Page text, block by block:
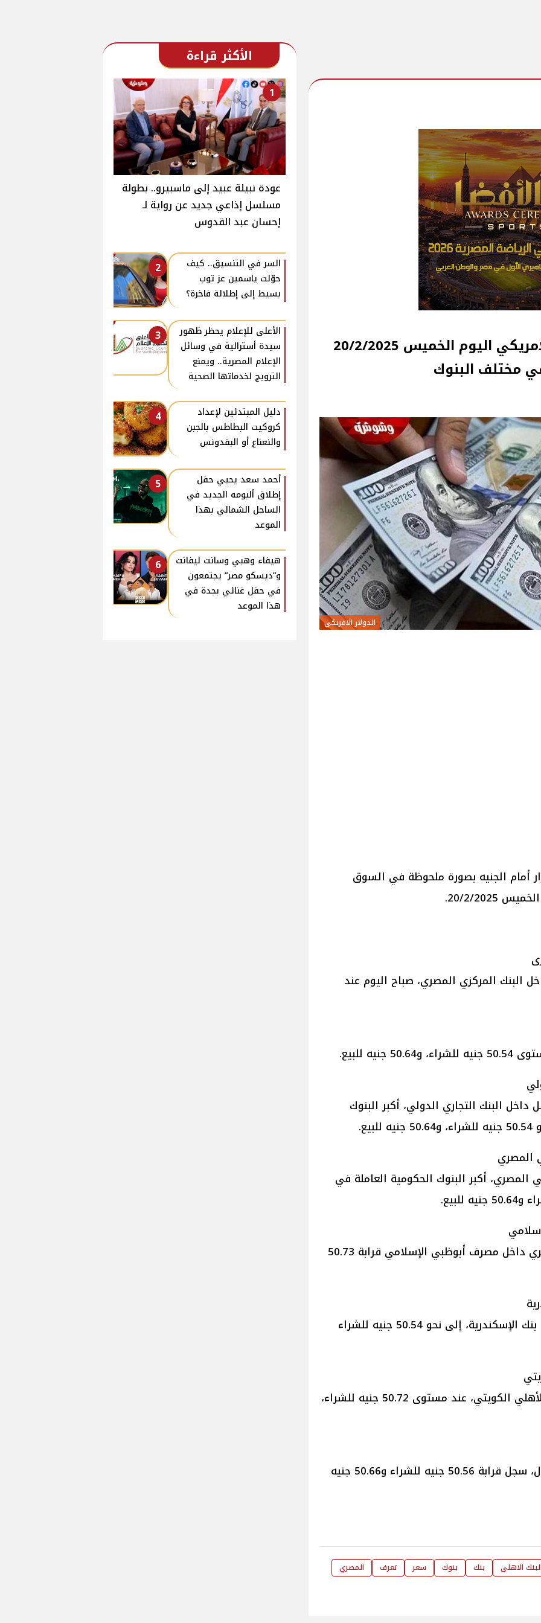
تعرف على سعر الدولار الامريكي اليوم الخميس 20/2/2025
مختلف البنوك
الدولار الامريكي
أمام الجنيه بصورة ملحوظة في السوق
2/2025.
البنك المركزي المصري، صباح اليوم عند
للبيع.
داخل البنك التجاري الدولي، أكبر البنوك
المصري
المصري، أكبر البنوك الحكومية العاملة في
بلغ سعر الدولار مقابل الجنيه المصري داخل مصرف أبوظبي الإسلامي قرابة 50.73
وصل سعر الدولار مقابل الجنيه في بنك الإسكندرية، إلى نحو 50.54 جنيه للشراء
استقر سعر الدولار في بنك البنك الأهلي الكويتي، عند مستوى 50.72 جنيه للشراء،
سعر الدولار في بنك كريدي أجريكول، سجل قرابة 50.56 جنيه للشراء و50.66 جنيه
الاهلى بنك بنوك سعر تعرف المصري
الأكثر قراءة
1
عودة نبيلة عبيد إلى ماسبيرو.. بطولة
مسلسل إذاعي جديد عن رواية لـ
إحسان عبد القدوس
2
السر في التنسيق.. كيف
حوّلت ياسمين عز توب
بسيط إلى إطلالة فاخرة؟
3
الأعلى للإعلام يحظر ظهور
سيدة أسترالية في وسائل
الإعلام المصرية.. ويمنع
الترويج لخدماتها الصحية
4
دليل المبتدئين لإعداد
كروكيت البطاطس بالجبن
والنعناع أو البقدونس
5
أحمد سعد يحيي حفل
إطلاق ألبومه الجديد في
الساحل الشمالي بهذا
الموعد
6
هيفاء وهبي وسانت ليفانت
و”ديسكو مصر” يجتمعون
في حفل غنائي بجدة في
هذا الموعد